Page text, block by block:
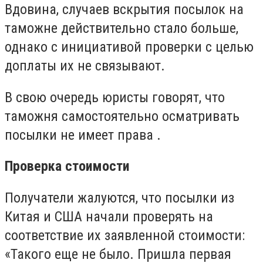
Вдовина, случаев вскрытия посылок на
таможне действительно стало больше,
однако с инициативой проверки с целью
доплаты их не связывают.
В свою очередь юристы говорят, что
таможня самостоятельно осматривать
посылки не имеет права .
Проверка стоимости
Получатели жалуются, что посылки из
Китая и США начали проверять на
соответствие их заявленной стоимости:
«Такого еще не было. Пришла первая